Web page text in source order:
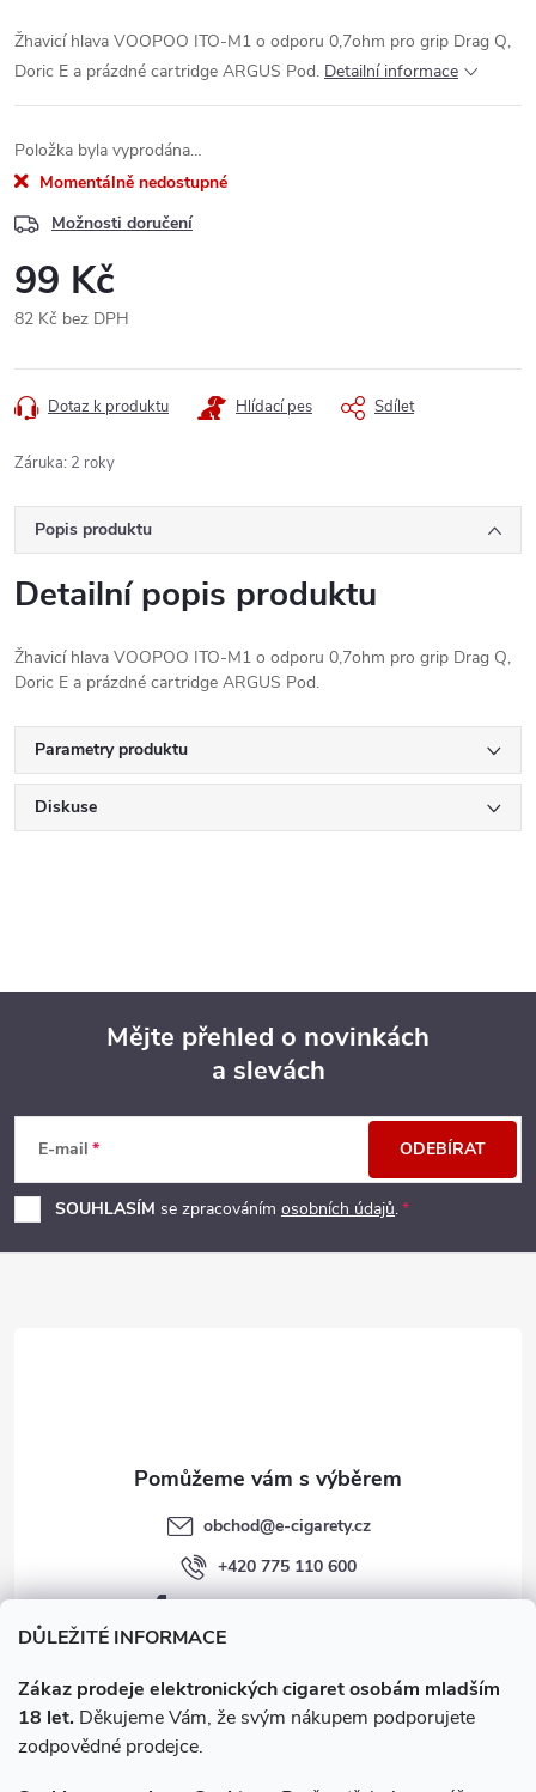
DŮLEŽITÉ INFORMACE
Zákaz prodeje elektronických cigaret osobám mladším
18 let. Děkujeme Vám, že svým nákupem podporujete
zodpovědné prodejce.
Žhavicí hlava VOOPOO ITO-M1 o odporu 0,7ohm pro grip Drag Q,
Doric E a prázdné cartridge ARGUS Pod. Detailní informace
Položka byla vyprodána…
Momentálně nedostupné
Možnosti doručení
99 Kč
82 Kč bez DPH
cena:
Dotaz k produktu Hlídací pes Sdílet
Záruka: 2 roky
Popis produktu
Detailní popis produktu
Žhavicí hlava VOOPOO ITO-M1 o odporu 0,7ohm pro grip Drag Q,
Doric E a prázdné cartridge ARGUS Pod.
Parametry produktu
Diskuse
p
a
Mějte přehled o novinkách
a slevách
E-mail
SOUHLASÍM se zpracováním osobních údajů.
ODEBÍRAT
obchod@e-cigarety.cz
+420 775 110 600
facebook.com/e-cigarety.cz